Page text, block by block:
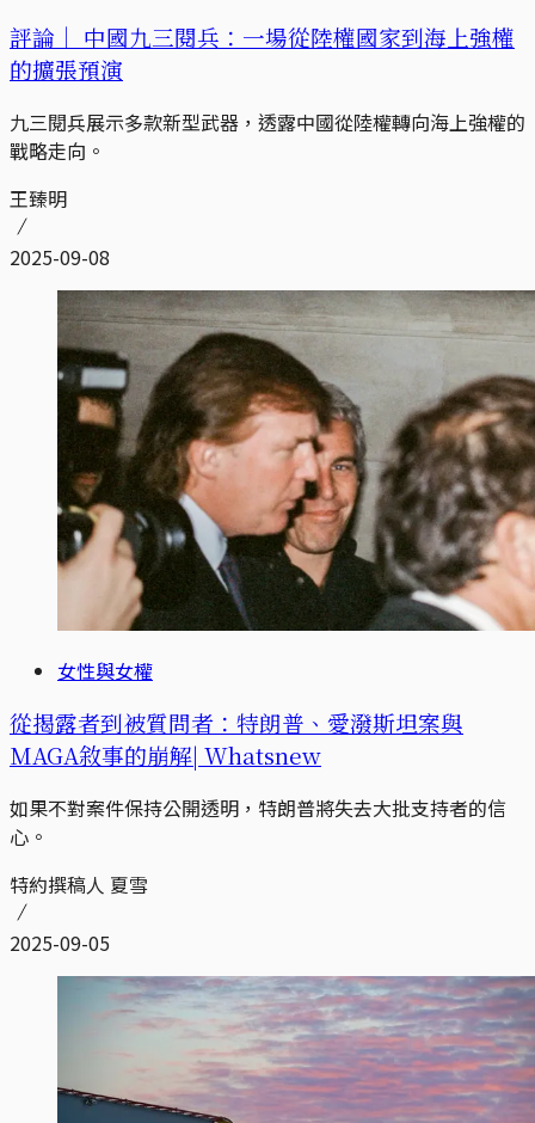
評論｜ 中國九三閱兵：一場從陸權國家到海上強權
的擴張預演
九三閱兵展示多款新型武器，透露中國從陸權轉向海上強權的
戰略走向。
王臻明
2025-09-08
女性與女權
從揭露者到被質問者：特朗普、愛潑斯坦案與
MAGA敘事的崩解| Whatsnew
如果不對案件保持公開透明，特朗普將失去大批支持者的信
心。
特約撰稿人 夏雪
2025-09-05